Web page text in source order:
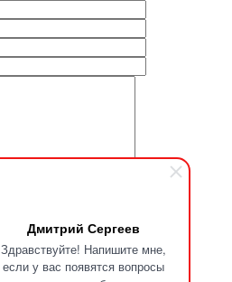
Дмитрий Сергеев
Здравствуйте! Напишите мне,
если у вас появятся вопросы